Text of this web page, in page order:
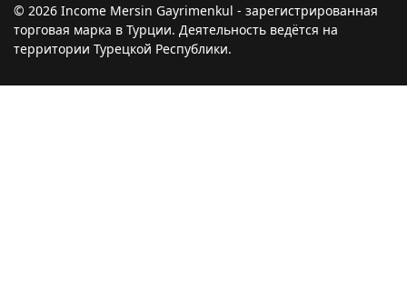
© 2026 Income Mersin Gayrimenkul - зарегистрированная
торговая марка в Турции. Деятельность ведётся на
территории Турецкой Республики.